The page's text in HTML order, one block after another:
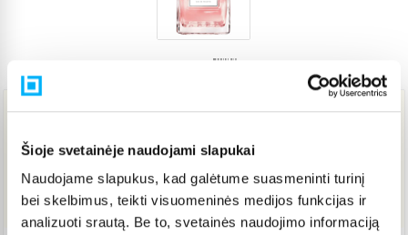
Šioje svetainėje naudojami slapukai
Naudojame slapukus, kad galėtume suasmeninti turinį
bei skelbimus, teikti visuomeninės medijos funkcijas ir
analizuoti srautą. Be to, svetainės naudojimo informaciją
111,84 €
Į KREPŠELĮ